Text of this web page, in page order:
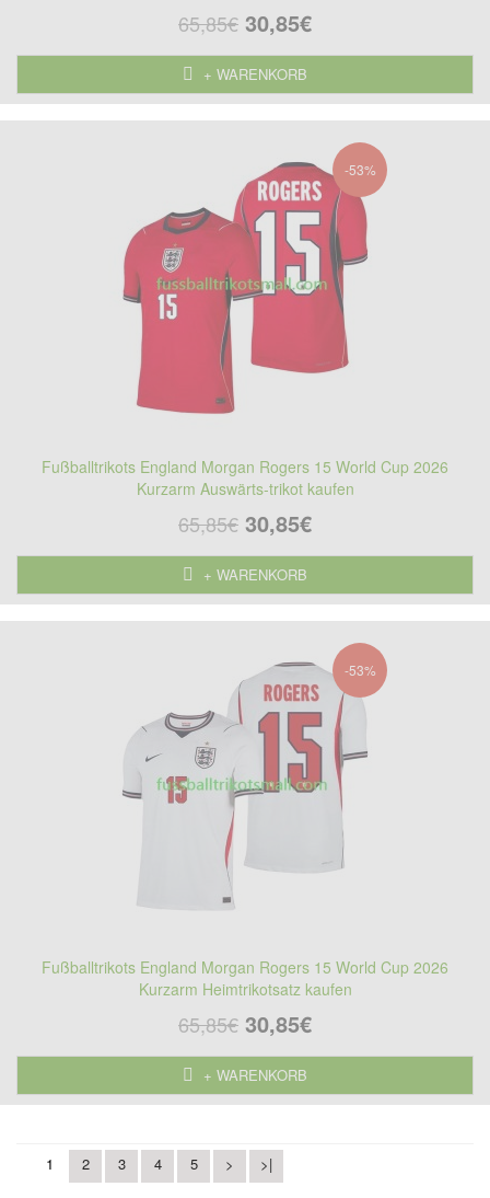
65,85€ 30,85€
+ WARENKORB
-53%
Fußballtrikots England Morgan Rogers 15 World Cup 2026
Kurzarm Auswärts-trikot kaufen
65,85€ 30,85€
+ WARENKORB
-53%
Fußballtrikots England Morgan Rogers 15 World Cup 2026
Kurzarm Heimtrikotsatz kaufen
65,85€ 30,85€
+ WARENKORB
1 2 3 4 5 > >|